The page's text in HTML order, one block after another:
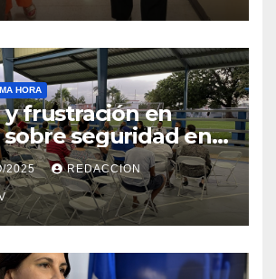
HORA
y frustración en
seguridad en
Metropolitano
2025 REDACCION